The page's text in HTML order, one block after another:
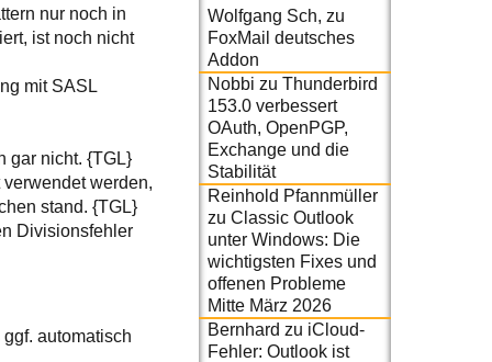
nur noch in
ist noch nicht
mit SASL
gar nicht. {TGL}
werden,
stand. {TGL}
Divisionsfehler
automatisch
Wolfgang Sch, zu
FoxMail deutsches
Addon
Nobbi zu Thunderbird
153.0 verbessert
OAuth, OpenPGP,
Exchange und die
Stabilität
Reinhold Pfannmüller
zu Classic Outlook
unter Windows: Die
wichtigsten Fixes und
offenen Probleme
Mitte März 2026
Bernhard zu iCloud-
Fehler: Outlook ist